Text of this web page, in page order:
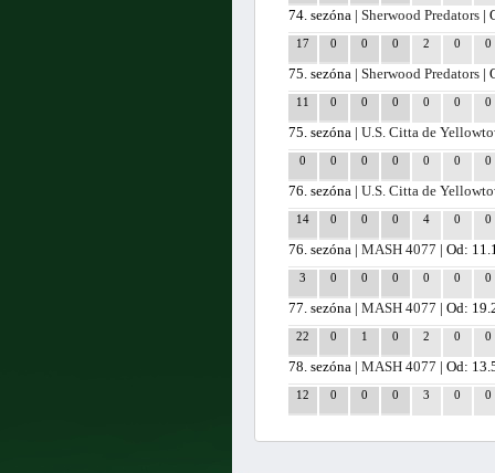
74. sezóna |Sherwood Predators |
17 0 0 0 2 0 0
75. sezóna |Sherwood Predators |
11 0 0 0 0 0 0
75. sezóna |U.S. Citta de
0 0 0 0 0 0 0
76. sezóna |U.S. Citta de
14 0 0 0 4 0 0
76. sezóna |MASH 4077 | Od:
3 0 0 0 0 0 0
77. sezóna |MASH 4077 | Od:
22 0 1 0 2 0 0
78. sezóna |MASH 4077 | Od:
12 0 0 0 3 0 0